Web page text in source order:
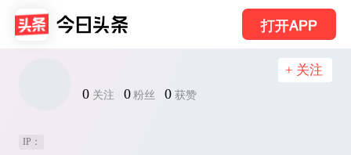
打开APP
0 关注 0 粉丝 0 获赞
+ 关注
IP：